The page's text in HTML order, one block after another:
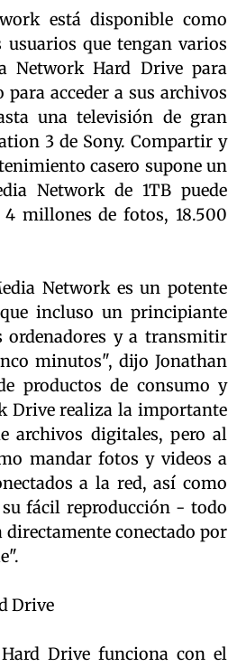
está disponible como
que tengan varios
Network Hard Drive para
acceder a sus archivos
una televisión de gran
3 de Sony. Compartir y
casero supone un
Network de 1TB puede
millones de fotos, 18.500
Network es un potente
incluso un principiante
ordenadores y a transmitir
minutos", dijo Jonathan
productos de consumo y
Drive realiza la importante
archivos digitales, pero al
mandar fotos y videos a
a la red, así como
fácil reproducción - todo
directamente conectado por
Drive
Drive funciona con el